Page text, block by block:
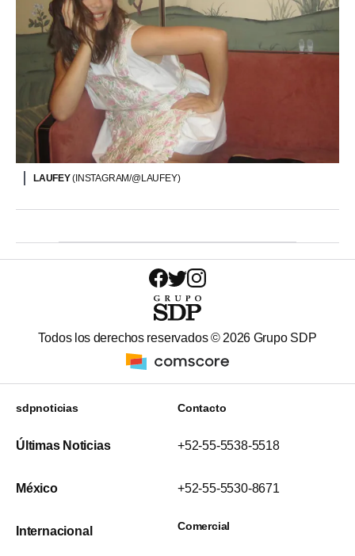
LAUFEY(INSTAGRAM/@LAUFEY)
Todos los derechos reservados © 2026 Grupo SDP
sdpnoticias
Últimas Noticias
México
Internacional
Contacto
+52-55-5538-5518
+52-55-5530-8671
Comercial